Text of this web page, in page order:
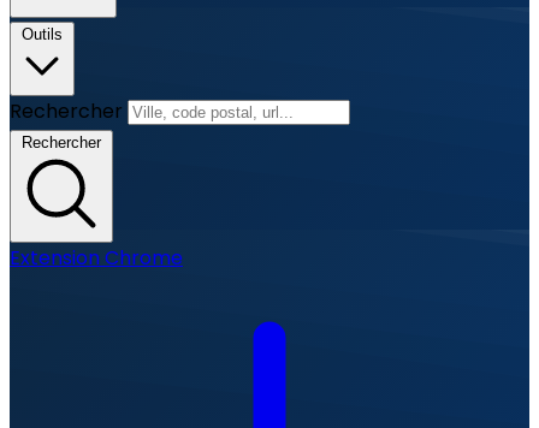
Outils
Rechercher
Rechercher
Extension Chrome